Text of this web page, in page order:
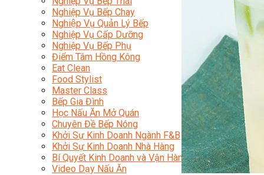
Nghiệp Vụ Bếp Chay
Nghiệp Vụ Quản Lý Bếp
Nghiệp Vụ Cấp Dưỡng
Nghiệp Vụ Bếp Phụ
Điểm Tâm Hồng Kông
Eat Clean
Food Stylist
Master Class
Bếp Gia Đình
Học Nấu Ăn Mở Quán
Chuyên Đề Bếp Nóng
Khởi Sự Kinh Doanh Ngành F&B
Khởi Sự Kinh Doanh Nhà Hàng
Bí Quyết Kinh Doanh và Vận Hành Mô Hình Ẩm Thực
Video Dạy Nấu Ăn